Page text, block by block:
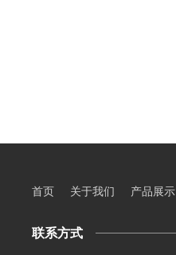
首页 关于我们 产品展示
联系方式